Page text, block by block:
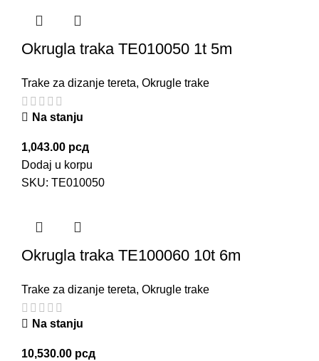
Okrugla traka TE010050 1t 5m
Trake za dizanje tereta, Okrugle trake
Na stanju
1,043.00 рсд
Dodaj u korpu
SKU: TE010050
Okrugla traka TE100060 10t 6m
Trake za dizanje tereta, Okrugle trake
Na stanju
10,530.00 рсд